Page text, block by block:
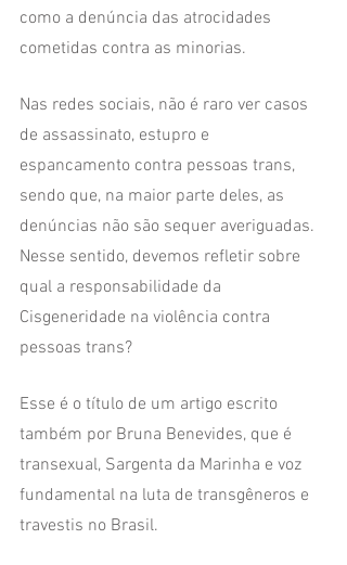
como a denúncia das atrocidades
cometidas contra as minorias.
Nas redes sociais, não é raro ver casos
de assassinato, estupro e
espancamento contra pessoas trans,
sendo que, na maior parte deles, as
denúncias não são sequer averiguadas.
Nesse sentido, devemos refletir sobre
qual a responsabilidade da
Cisgeneridade na violência contra
pessoas trans?
Esse é o título de um artigo escrito
também por Bruna Benevides, que é
transexual, Sargenta da Marinha e voz
fundamental na luta de transgêneros e
travestis no Brasil.